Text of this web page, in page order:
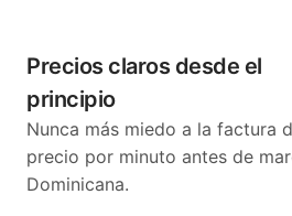
Precios claros desde el
principio
Nunca más miedo a la factura
precio por minuto antes de
Dominicana.